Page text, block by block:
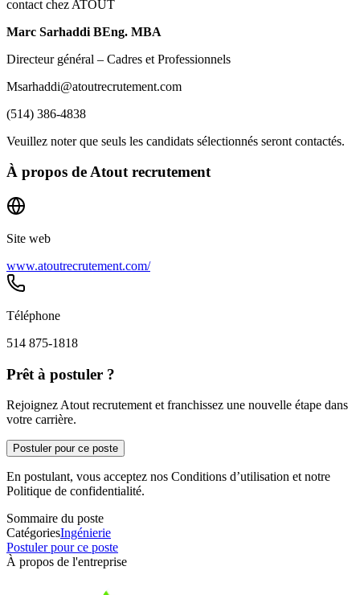
contact chez ATOUT
Marc Sarhaddi BEng. MBA
Directeur général – Cadres et Professionnels
Msarhaddi@atoutrecrutement.com
(514) 386-4838
Veuillez noter que seuls les candidats sélectionnés seront contactés.
À propos deAtout recrutement
Site web
www.atoutrecrutement.com/
Téléphone
514 875-1818
Prêt à postuler ?
Rejoignez Atout recrutement et franchissez une nouvelle étape dans
votre carrière.
Postuler pour ce poste
En postulant, vous acceptez nos Conditions d’utilisation et notre
Politique de confidentialité.
Sommaire du poste
CatégoriesIngénierie
Postuler pour ce poste
À propos de l'entreprise